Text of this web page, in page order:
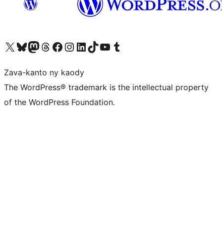
Tsidiho ny kaonty X (twitter fahiny)
Visit our Bluesky account
Tsidiho ny kaonty Mastodon antsika
Visit our Threads account
Tsidiho ny pejy facebook
Tsidiho ny kaonty Instagram
Tsidiho ny Linkedin
Visit our TikTok account
Tsidiho ny Youtube
Visit our Tumblr account
Zava-kanto ny kaody
The WordPress® trademark is the intellectual property
of the WordPress Foundation.